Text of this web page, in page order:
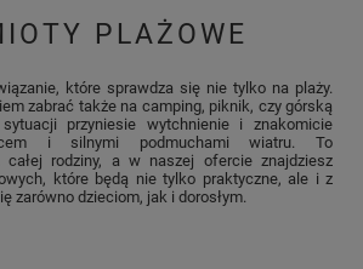
PLAŻOWE
które sprawdza się nie tylko na plaży.
zabrać także na camping, piknik, czy górską
przyniesie wytchnienie i znakomicie
i silnymi podmuchami wiatru. To
całej rodziny, a w naszej ofercie znajdziesz
które będą nie tylko praktyczne, ale i z
zarówno dzieciom, jak i dorosłym.